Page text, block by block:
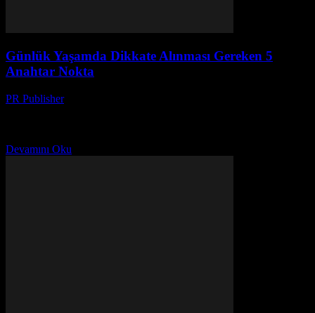
Günlük Yaşamda Dikkate Alınması Gereken 5
Anahtar Nokta
PR Publisher-
Devamını Oku